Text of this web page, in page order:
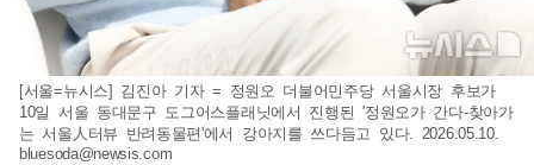
[서울=뉴시스] 김진아 기자 = 정원오 더불어민주당 서울시장 후보가
10일 서울 동대문구 도그어스플래닛에서 진행된 '정원오가 간다-찾아가
는 서울人터뷰 반려동물편'에서 강아지를 쓰다듬고 있다. 2026.05.10.
bluesoda@newsis.com